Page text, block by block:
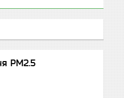
РМ2.5